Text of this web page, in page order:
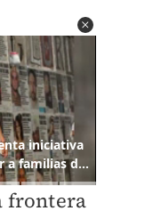
frontera